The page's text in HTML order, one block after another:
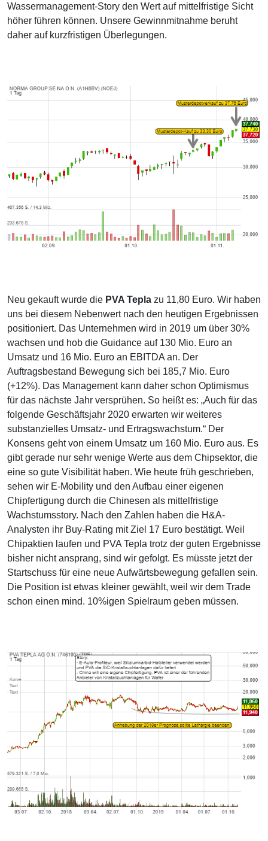
Wassermanagement-Story den Wert auf mittelfristige Sicht
höher führen können. Unsere Gewinnmitnahme beruht
daher auf kurzfristigen Überlegungen.
Neu gekauft wurde die PVA Tepla zu 11,80 Euro. Wir haben
uns bei diesem Nebenwert nach den heutigen Ergebnissen
positioniert. Das Unternehmen wird in 2019 um über 30%
wachsen und hob die Guidance auf 130 Mio. Euro an
Umsatz und 16 Mio. Euro an EBITDA an. Der
Auftragsbestand Bewegung sich bei 185,7 Mio. Euro
(+12%). Das Management kann daher schon Optimismus
für das nächste Jahr versprühen. So heißt es: „Auch für das
folgende Geschäftsjahr 2020 erwarten wir weiteres
substanzielles Umsatz- und Ertragswachstum.“ Der
Konsens geht von einem Umsatz um 160 Mio. Euro aus. Es
gibt gerade nur sehr wenige Werte aus dem Chipsektor, die
eine so gute Visibilität haben. Wie heute früh geschrieben,
sehen wir E-Mobility und den Aufbau einer eigenen
Chipfertigung durch die Chinesen als mittelfristige
Wachstumsstory. Nach den Zahlen haben die H&A-
Analysten ihr Buy-Rating mit Ziel 17 Euro bestätigt. Weil
Chipaktien laufen und PVA Tepla trotz der guten Ergebnisse
bisher nicht ansprang, sind wir gefolgt. Es müsste jetzt der
Startschuss für eine neue Aufwärtsbewegung gefallen sein.
Die Position ist etwas kleiner gewählt, weil wir dem Trade
schon einen mind. 10%igen Spielraum geben müssen.